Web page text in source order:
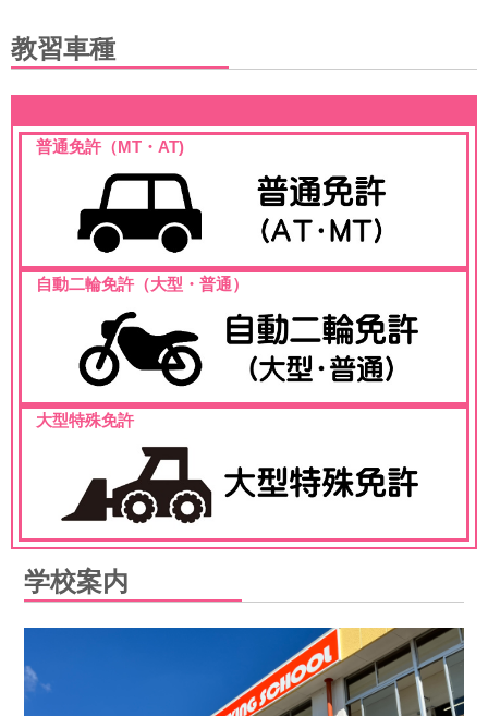
教習車種
普通免許（MT・AT)
自動二輪免許（大型・普通）
大型特殊免許
学校案内